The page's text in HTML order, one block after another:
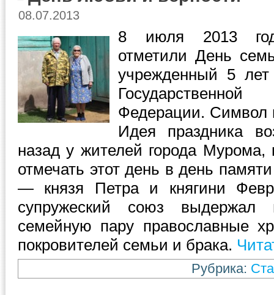
08.07.2013
8 июля 2013
отметили День
учрежденный 5
Федерации. Символ
Идея праздника
назад у жителей города Мурома,
отмечать этот день в день
— князя Петра и княгини
супружеский союз
семейную пару православные
покровителей семьи и брака.
Рубрика: